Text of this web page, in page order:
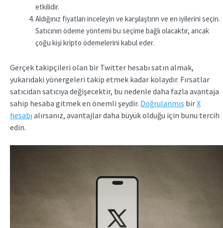
etkilidir.
Aldığınız fiyatları inceleyin ve karşılaştırın ve en iyilerini seçin.
Satıcının ödeme yöntemi bu seçime bağlı olacaktır, ancak
çoğu kişi kripto ödemelerini kabul eder.
Gerçek takipçileri olan bir Twitter hesabı satın almak,
yukarıdaki yönergeleri takip etmek kadar kolaydır. Fırsatlar
satıcıdan satıcıya değişecektir, bu nedenle daha fazla avantaja
sahip hesaba gitmek en önemli şeydir. Doğrulanmış birX
hesabı alırsanız, avantajlar daha büyük olduğu için bunu tercih
edin.